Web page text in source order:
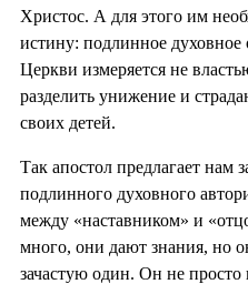
Христос. А для этого им
истину: подлинное духовное
Церкви измеряется не
разделить унижение и
своих детей.
Так апостол предлагает нам
подлинного духовного
между «наставником» и
много, они дают знания, но
зачастую один. Он не